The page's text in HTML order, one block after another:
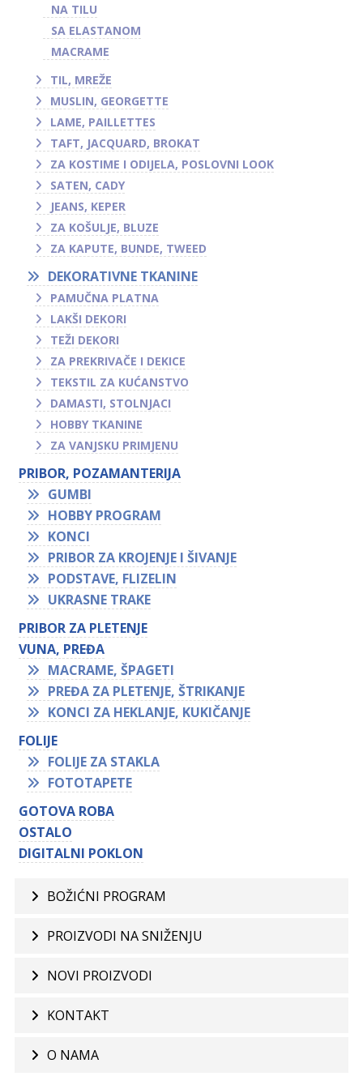
NA TILU
SA ELASTANOM
MACRAME
TIL, MREŽE
MUSLIN, GEORGETTE
LAME, PAILLETTES
TAFT, JACQUARD, BROKAT
ZA KOSTIME I ODIJELA, POSLOVNI LOOK
SATEN, CADY
JEANS, KEPER
ZA KOŠULJE, BLUZE
ZA KAPUTE, BUNDE, TWEED
DEKORATIVNE TKANINE
PAMUČNA PLATNA
LAKŠI DEKORI
TEŽI DEKORI
ZA PREKRIVAČE I DEKICE
TEKSTIL ZA KUĆANSTVO
DAMASTI, STOLNJACI
HOBBY TKANINE
ZA VANJSKU PRIMJENU
PRIBOR, POZAMANTERIJA
GUMBI
HOBBY PROGRAM
KONCI
PRIBOR ZA KROJENJE I ŠIVANJE
PODSTAVE, FLIZELIN
UKRASNE TRAKE
PRIBOR ZA PLETENJE
VUNA, PREĐA
MACRAME, ŠPAGETI
PREĐA ZA PLETENJE, ŠTRIKANJE
KONCI ZA HEKLANJE, KUKIČANJE
FOLIJE
FOLIJE ZA STAKLA
FOTOTAPETE
GOTOVA ROBA
OSTALO
DIGITALNI POKLON
BOŽIĆNI PROGRAM
PROIZVODI NA SNIŽENJU
NOVI PROIZVODI
KONTAKT
O NAMA